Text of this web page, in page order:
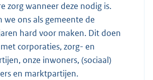
zorg wanneer deze nodig is.
we ons als gemeente de
hard voor maken. Dit doen
corporaties, zorg- en
onze inwoners, (sociaal)
en marktpartijen.